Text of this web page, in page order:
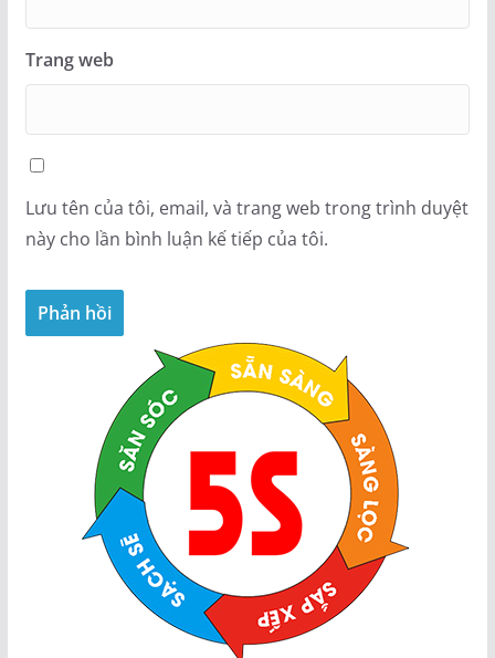
Trang web
Lưu tên của tôi, email, và trang web trong trình duyệt
này cho lần bình luận kế tiếp của tôi.